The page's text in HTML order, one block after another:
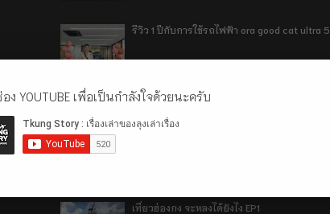
รีวิว 1 ปีกับการใช้รถไฟฟ้า ora good cat ultra
เที่ยวฮ่องกง จะหลงได้ยังไง EP2
เที่ยวฮ่องกง จะหลงได้ยังไง EP1
ง YOUTUBE เพื่อเป็นกำลังใจด้วยนะครับ